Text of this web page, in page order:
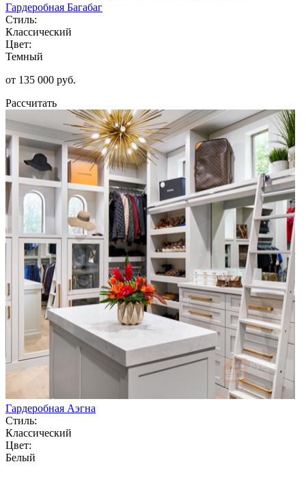
Гардеробная Багабаг
Стиль:
Классический
Цвет:
Темный
от 135 000 руб.
Рассчитать
Гардеробная Аэгна
Стиль:
Классический
Цвет:
Белый